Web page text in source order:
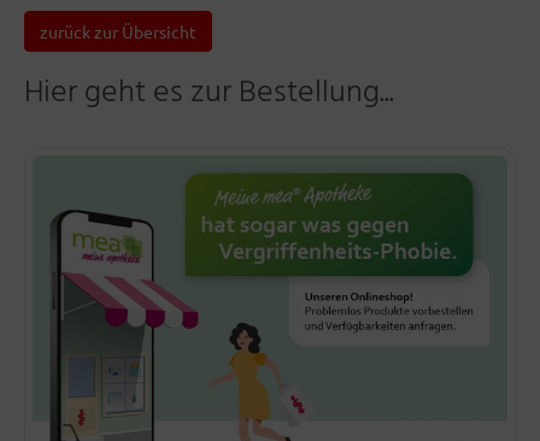
zurück zur Übersicht
Hier geht es zur Bestellung...